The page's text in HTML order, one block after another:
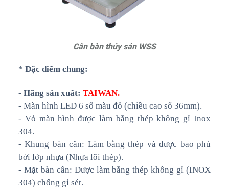
Cân bàn thủy sản WSS
* Đặc điểm chung:
- Hãng sản xuất: TAIWAN.
- Màn hình LED 6 số màu đỏ (chiều cao số 36mm).
- Vỏ màn hình được làm bằng thép không gỉ Inox
304.
- Khung bàn cân: Làm bằng thép và được bao phủ
bởi lớp nhựa (Nhựa lõi thép).
- Mặt bàn cân: Được làm bằng thép không gỉ (INOX
304) chống gỉ sét.